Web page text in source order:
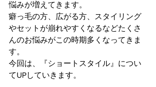
悩みが増えてきます。
癖っ毛の方、広がる方、スタイリング
やセットが崩れやすくなるなどたくさ
んのお悩みがこの時期多くなってきま
す。
今回は、『ショートスタイル』につい
てUPしていきます。